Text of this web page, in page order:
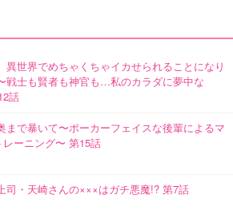
異世界でめちゃくちゃイカせられることになり
戦士も賢者も神官も…私のカラダに夢中な
話
まで暴いて〜ポーカーフェイスな後輩によるマ
レーニング〜 第15話
司・天崎さんの×××はガチ悪魔!? 第7話